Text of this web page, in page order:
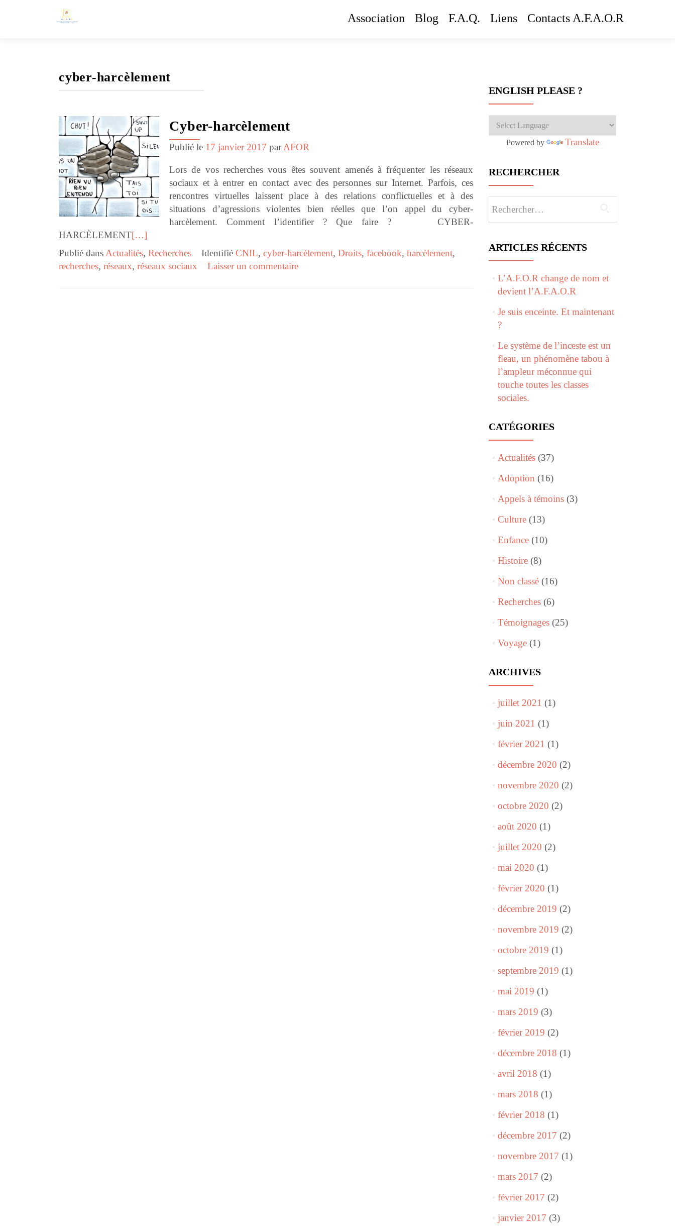
Association Blog F.A.Q. Liens Contacts A.F.A.O.R
cyber-harcèlement
Cyber-harcèlement
Publié le 17 janvier 2017 parAFOR
Lors de vos recherches vous êtes souvent amenés à fréquenter les réseaux
sociaux et à entrer en contact avec des personnes sur Internet. Parfois, ces
rencontres virtuelles laissent place à des relations conflictuelles et à des
situations d’agressions violentes bien réelles que l’on appel du cyber-
harcèlement. Comment l’identifier ? Que faire ? CYBER-
HARCÈLEMENT[…]
Publié dans Actualités, Recherches Identifié CNIL, cyber-harcèlement, Droits, facebook, harcèlement,
recherches, réseaux, réseaux sociaux Laisser un commentaire
ENGLISH PLEASE ?
Powered by Translate
RECHERCHER
ARTICLES RÉCENTS
L’A.F.O.R change de nom et
devient l’A.F.A.O.R
Je suis enceinte. Et maintenant
?
Le système de l’inceste est un
fleau, un phénomène tabou à
l’ampleur méconnue qui
touche toutes les classes
sociales.
CATÉGORIES
Actualités(37)
Adoption (16)
Appels à témoins(3)
Culture(13)
Enfance(10)
Histoire(8)
Non classé(16)
Recherches(6)
Témoignages(25)
Voyage(1)
ARCHIVES
juillet 2021 (1)
juin 2021 (1)
février 2021 (1)
décembre 2020 (2)
novembre 2020 (2)
octobre 2020 (2)
août 2020 (1)
juillet 2020 (2)
mai 2020 (1)
février 2020 (1)
décembre 2019 (2)
novembre 2019 (2)
octobre 2019 (1)
septembre 2019 (1)
mai 2019 (1)
mars 2019 (3)
février 2019 (2)
décembre 2018 (1)
avril 2018 (1)
mars 2018 (1)
février 2018 (1)
décembre 2017 (2)
novembre 2017 (1)
mars 2017 (2)
février 2017 (2)
janvier 2017 (3)